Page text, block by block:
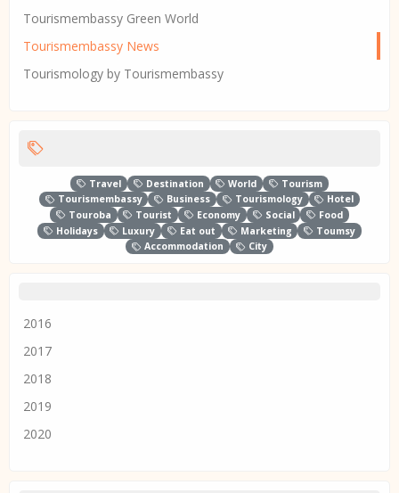
Tourismembassy Green World
Tourismembassy News
Tourismology by Tourismembassy
Travel Destination World
Tourism
Tourismembassy
Business Tourismology
Hotel
Touroba
Tourist Economy Social
Food
Holidays
Luxury Eat out Marketing
Toumsy
Accommodation
City
2016
2017
2018
2019
2020